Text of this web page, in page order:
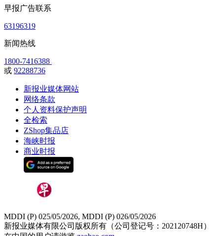
早报广告联系
63196319
新闻热线
1800-7416388
或 92288736
新报业媒体网站
网络条款
个人资料保护声明
全检索
ZShop集品店
海峡时报
商业时报
MDDI (P) 025/05/2026, MDDI (P) 026/05/2026
新报业媒体有限公司版权所有（公司登记号：202120748H）